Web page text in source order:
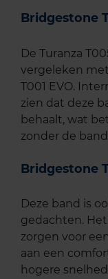
Bridgestone
De Turanza
vergeleken
T001 EVO.
zien dat deze
behaalt, wat
zonder de
Bridgestone
Deze band is
gedachten.
zorgen voor
aan een
hogere